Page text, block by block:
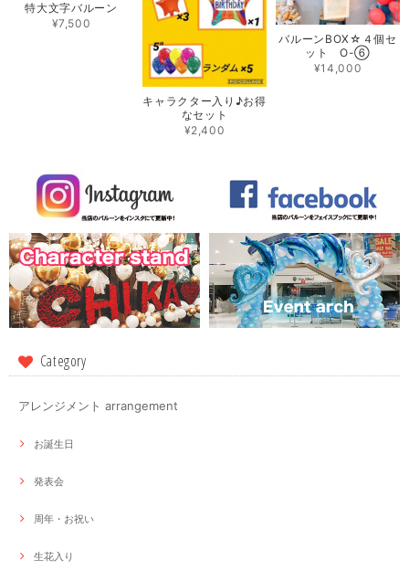
特大文字バルーン
¥7,500
キャラクター入り♪お得
なセット
¥2,400
バルーンBOX☆４個セ
ット O-⑥
¥14,000
Category
アレンジメント arrangement
お誕生日
発表会
周年・お祝い
生花入り